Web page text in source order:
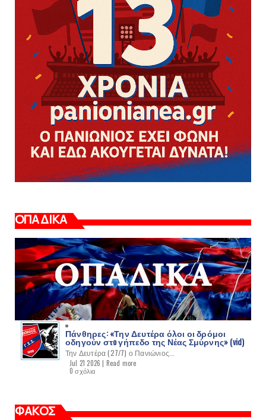
ΟΠΑΔΙΚΑ
Πάνθηρες: «Την Δευτέρα όλοι οι δρόμοι
οδηγούν στo γήπεδο της Νέας Σμύρνης» (vid)
Την Δευτέρα (27/7) ο Πανιώνιος...
Jul 21 2026 | Read more
0 σχόλια
ΦΑΚΟΣ